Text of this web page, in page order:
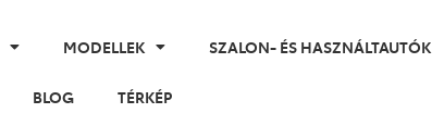
MODELLEK SZALON- ÉS HASZNÁLTAUTÓK
BLOG TÉRKÉP